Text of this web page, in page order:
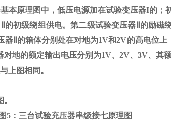
本原理图中，低压电源加在试验变压器I的；
Ⅱ的初级绕组供电。第二级试验变压器Ⅱ的励
Ⅱ的箱体分别处在对地为1V和2V的高电位
地的额定输出电压分别为1V、2V、3V、其额
上图相同。
图5：三台试验充压器串级接七原理图